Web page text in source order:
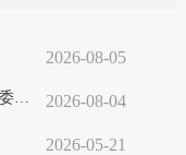
2026-08-05
巴音郭楞蒙古自治州邮政管理局行政执法委托书公示 2026-08-04
2026-05-21